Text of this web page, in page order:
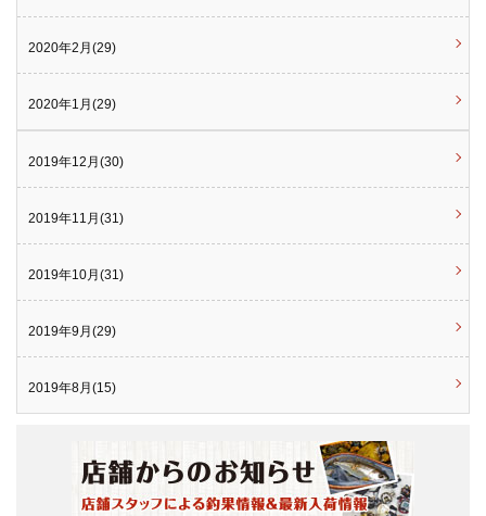
2020年2月(29)
2020年1月(29)
2019年12月(30)
2019年11月(31)
2019年10月(31)
2019年9月(29)
2019年8月(15)